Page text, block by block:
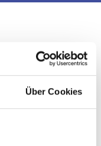
Über Cookies